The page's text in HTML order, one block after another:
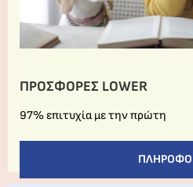
ΠΡΟΣΦΟΡΕΣ LOWER
97% επιτυχία με την πρώτη